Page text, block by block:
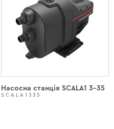
Насосна станція SCALA1 3-35
SCALA1335